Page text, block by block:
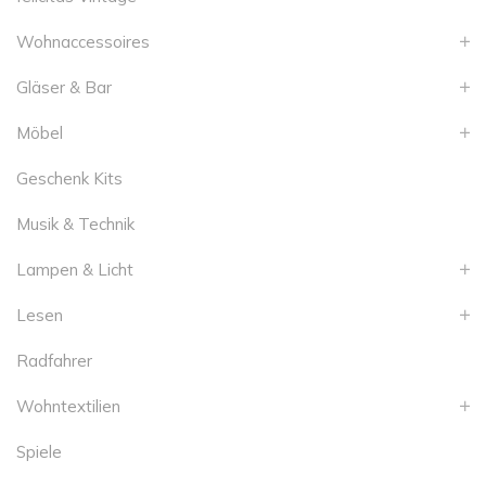
Wohnaccessoires
Gläser & Bar
Möbel
Geschenk Kits
Musik & Technik
Lampen & Licht
Lesen
Radfahrer
Wohntextilien
Spiele